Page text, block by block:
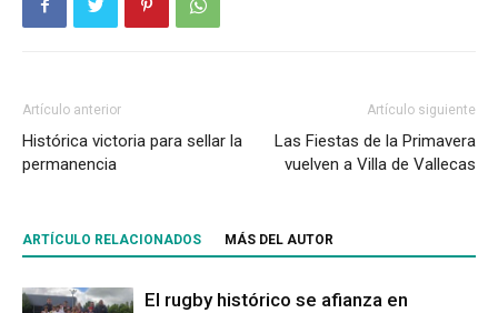
Artículo anterior
Histórica victoria para sellar la
permanencia
Artículo siguiente
Las Fiestas de la Primavera
vuelven a Villa de Vallecas
ARTÍCULO RELACIONADOS MÁS DEL AUTOR
El rugby histórico se afianza en